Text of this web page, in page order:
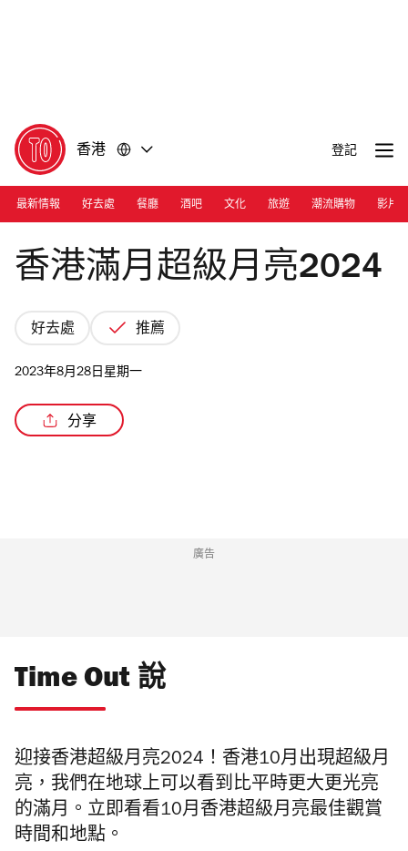
香港 登記
最新情報 好去處 餐廳 酒吧 文化 旅遊 潮流購物 影片
Photograph: CC/James Marvin Phelps
香港滿月超級月亮2024
好去處 推薦
2023年8月28日星期一
分享
廣告
Time Out 說
迎接香港超級月亮2024！香港10月出現超級月
亮，我們在地球上可以看到比平時更大更光亮
的滿月。立即看看10月香港超級月亮最佳觀賞
時間和地點。